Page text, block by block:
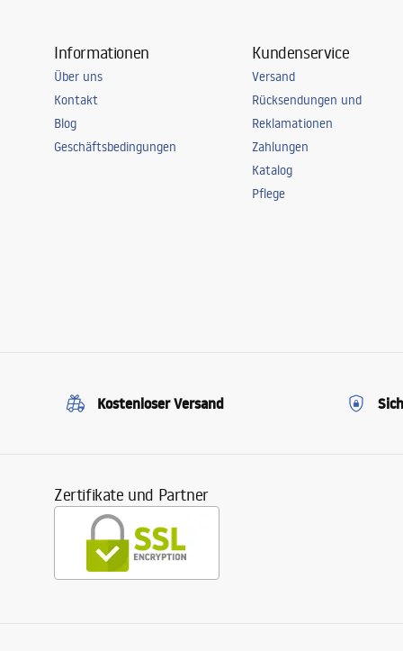
Informationen
Über uns
Kontakt
Blog
Geschäftsbedingungen
Kundenservice
Versand
Rücksendungen und
Reklamationen
Zahlungen
Katalog
Pflege
Kostenloser Versand
Zertifikate und Partner